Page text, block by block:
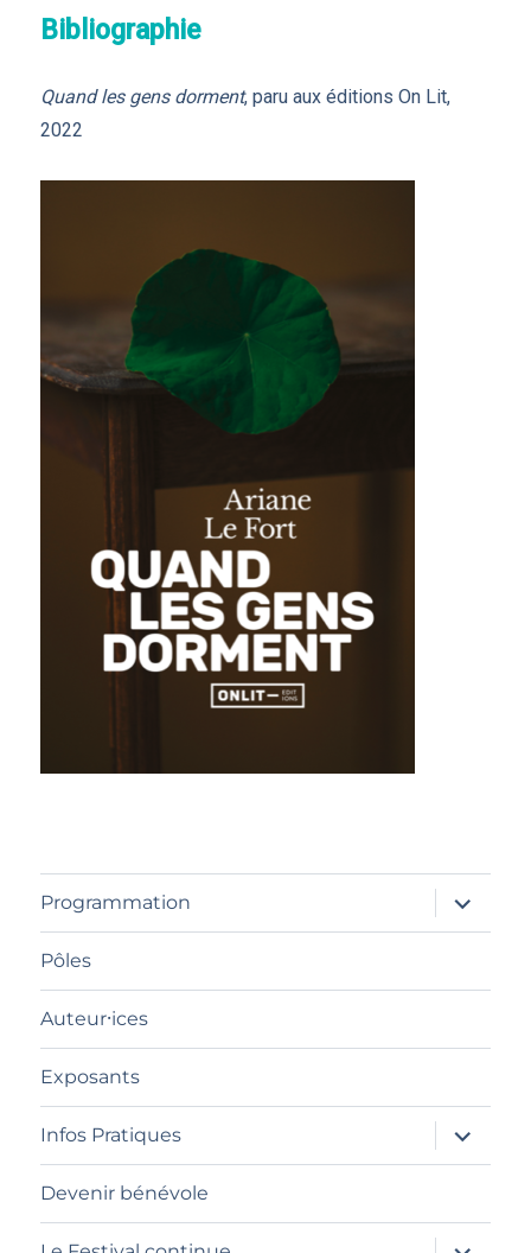
Bibliographie
Quand les gens dorment, paru aux éditions On Lit,
2022
Programmation
ouvrir
le
sous-
Pôles
Auteur⸱ices
Exposants
Infos Pratiques
ouvrir
le
sous-
Devenir bénévole
ouvrir